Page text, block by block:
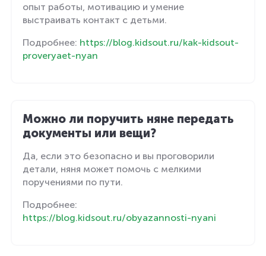
опыт работы, мотивацию и умение
выстраивать контакт с детьми.
Подробнее: https://blog.kidsout.ru/kak-kidsout-
proveryaet-nyan
Можно ли поручить няне передать
документы или вещи?
Да, если это безопасно и вы проговорили
детали, няня может помочь с мелкими
поручениями по пути.
Подробнее:
https://blog.kidsout.ru/obyazannosti-nyani